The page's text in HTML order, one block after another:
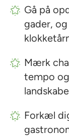
Gå på
gader,
Mærk
tempo
Forkæl